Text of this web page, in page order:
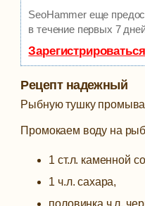
SeoHammer еще
в течение первых 7
Рецепт надежный
Рыбную тушку
Промокаем воду на
1 ст.л. каменной
1 ч.л. сахара,
половинка ч.л.